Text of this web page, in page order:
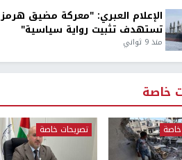
الإعلام العبري: "معركة مضيق هرمز
تستهدف تثبيت رواية سياسية"
منذ 9 ثواني
خاصة
تصريحات خاصة